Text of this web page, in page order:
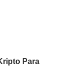
Para